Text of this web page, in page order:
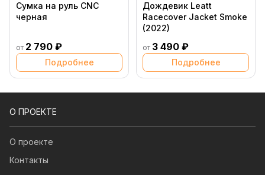
Сумка на руль CNC
черная
от 2 790 ₽
Подробнее
Дождевик Leatt
Racecover Jacket Smoke
(2022)
от 3 490 ₽
Подробнее
О ПРОЕКТЕ
О проекте
Контакты